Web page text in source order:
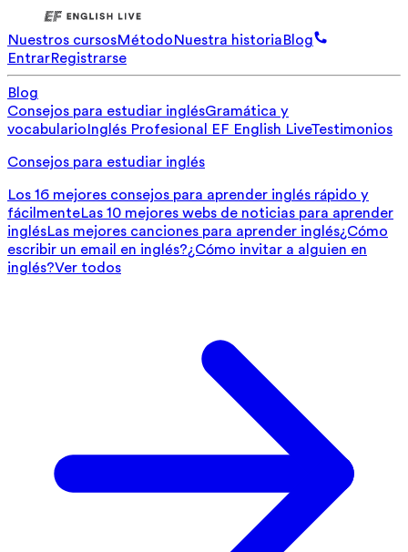
Nuestros cursosMétodoNuestra historiaBlog
EntrarRegistrarse
Blog
Consejos para estudiar inglésGramática y
vocabularioInglés Profesional EF English LiveTestimonios
Consejos para estudiar inglés
Los 16 mejores consejos para aprender inglés rápido y
fácilmenteLas 10 mejores webs de noticias para aprender
inglésLas mejores canciones para aprender inglés¿Cómo
escribir un email en inglés?¿Cómo invitar a alguien en
inglés?Ver todos